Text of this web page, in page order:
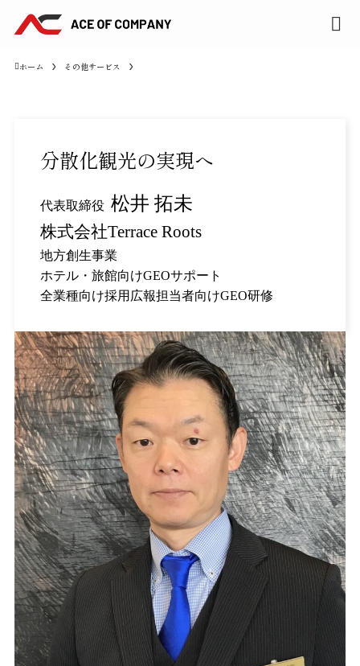
ホーム その他サービス
分散化観光の実現へ
代表取締役 松井 拓未
株式会社Terrace Roots
地方創生事業
ホテル・旅館向けGEOサポート
全業種向け採用広報担当者向けGEO研修